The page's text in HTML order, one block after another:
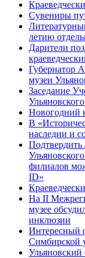
Сувениры
летию
Дарители
Губернатор
музеи
Заседание
Новогодний
В
наследии и
Подтвердить
филиалов
ID»
На II
музее
инклюзии
Интересный
Симбирской
Ульяновский